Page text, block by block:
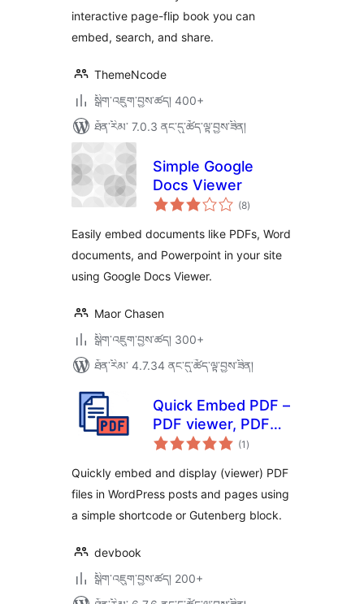
interactive page-flip book you can
embed, search, and share.
ThemeNcode
སྒྲིག་འཇུག་བྱས་ཚད། 400+
ཐོན་རིམ་ 7.0.3 ནང་དུ་ཚོད་ལྟ་བྱས་ཟིན།
Simple Google
Docs Viewer
(8གདེང་
འཇོག་
ཚང་།
)
Easily embed documents like PDFs, Word
documents, and Powerpoint in your site
using Google Docs Viewer.
Maor Chasen
སྒྲིག་འཇུག་བྱས་ཚད། 300+
ཐོན་རིམ་ 4.7.34 ནང་དུ་ཚོད་ལྟ་བྱས་ཟིན།
Quick Embed PDF –
PDF viewer, PDF
embeds, PDF
Embedder
(1 གདེང་
འཇོག་
ཚང་།
)
Quickly embed and display (viewer) PDF
files in WordPress posts and pages using
a simple shortcode or Gutenberg block.
devbook
སྒྲིག་འཇུག་བྱས་ཚད། 200+